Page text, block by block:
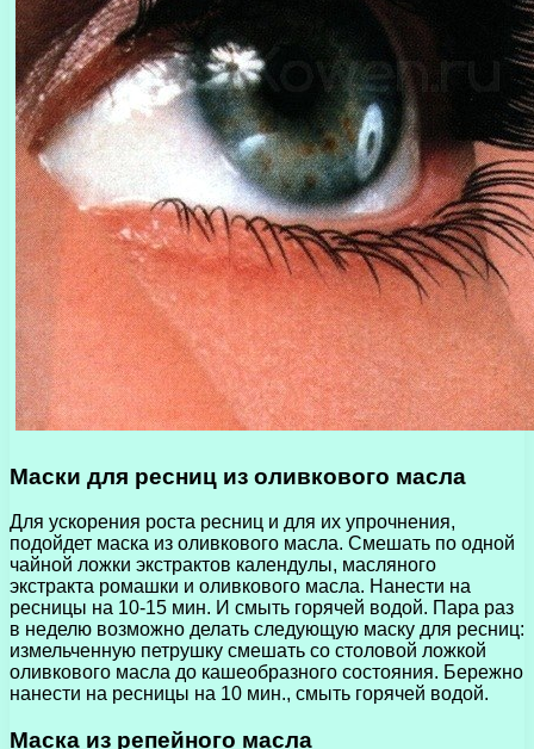
Маски для ресниц из оливкового масла
Для ускорения роста ресниц и для их упрочнения,
подойдет маска из оливкового масла. Смешать по одной
чайной ложки экстрактов календулы, масляного
экстракта ромашки и оливкового масла. Нанести на
ресницы на 10-15 мин. И смыть горячей водой. Пара раз
в неделю возможно делать следующую маску для ресниц:
измельченную петрушку смешать со столовой ложкой
оливкового масла до кашеобразного состояния. Бережно
нанести на ресницы на 10 мин., смыть горячей водой.
Маска из репейного масла